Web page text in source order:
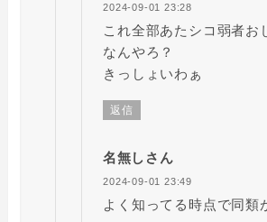
2024-09-01 23:28
これ全部あたシコ弱者お
なんやろ？
きっしょいわぁ
返信
名無しさん
2024-09-01 23:49
よく知ってる時点で同類